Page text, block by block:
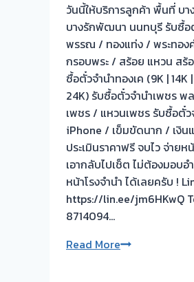
วันนี้ให้บริการลูกค้า พื้นที่ บา
บางรักพัฒนา นนทบุรี รับซื้อ
พรรณ / ทองแท่ง / พระทอง
กรอบพระ / สร้อย แหวน สร้
ซื้อตั๋วจำนำทองเค (9K | 14K |
24K) รับซื้อตั๋วจำนำเพชร พ
เพชร / แหวนเพชร รับซื้อตั๋
iPhone / เข็มขัดนาก / เงิน
ประเมินราคาฟรี จบไว จ่ายห
เอากลับไปเช็ต ไม่ต้องมอบอ
หน้าโรงจำนำ ได้เลยครับ !
https://lin.ee/jm6HKwQ
8714094…
Read More🟢